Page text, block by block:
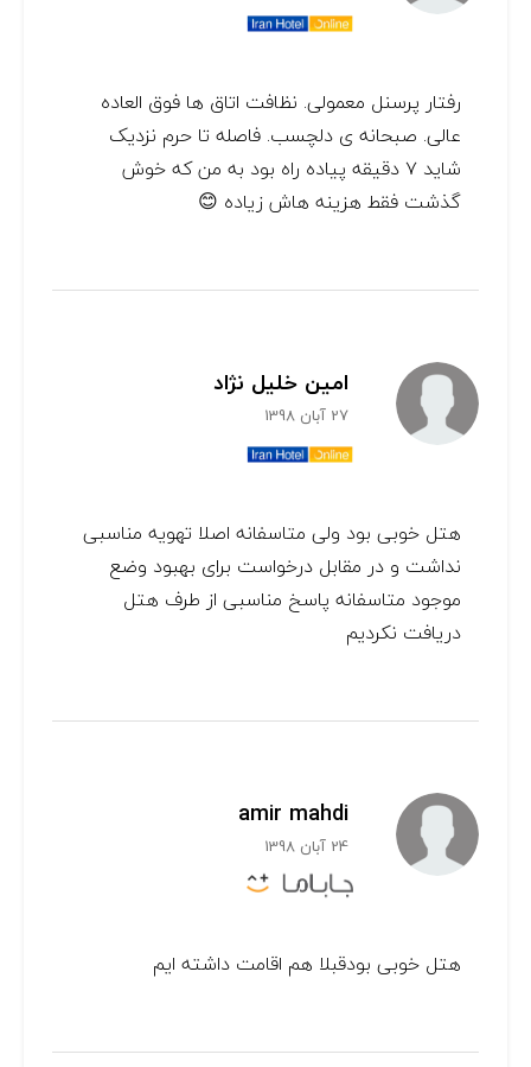
رفتار پرسنل معمولی. نظافت اتاق ها فوق العاده
عالی. صبحانه ی دلچسب. فاصله تا حرم نزدیک
شاید ۷ دقیقه پیاده راه بود به من که خوش
گذشت فقط هزینه هاش زیاده 😊
امین خلیل نژاد
27 آبان 1398
هتل خوبی بود ولی متاسفانه اصلا تهویه مناسبی
نداشت و در مقابل درخواست برای بهبود وضع
موجود متاسفانه پاسخ مناسبی از طرف هتل
دریافت نکردیم
amir mahdi
24 آبان 1398
هتل خوبی بودقبلا هم اقامت داشته ایم